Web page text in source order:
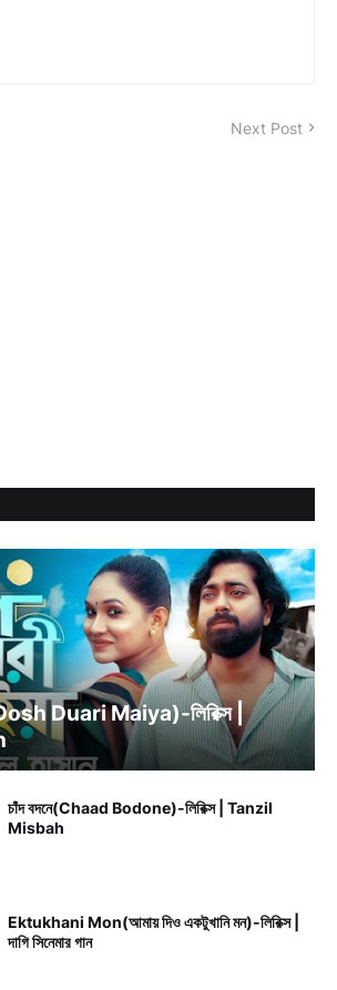
Next Post
Duari Maiya)-লিরিক্স |
চাঁদ বদনে(Chaad Bodone)-লিরিক্স | Tanzil
Misbah
Ektukhani Mon(আমায় দিও একটুখানি মন)-লিরিক্স |
দাগি সিনেমার গান